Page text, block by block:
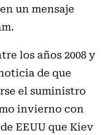
un mensaje
los años 2008 y
de que
el suministro
invierno con
EEUU que Kiev